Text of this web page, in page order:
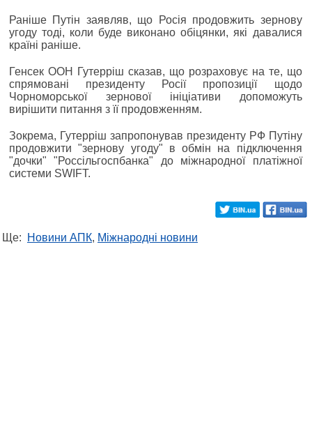
Раніше Путін заявляв, що Росія продовжить зернову
угоду тоді, коли буде виконано обіцянки, які давалися
країні раніше.
Генсек ООН Гутерріш сказав, що розраховує на те, що
спрямовані президенту Росії пропозиції щодо
Чорноморської зернової ініціативи допоможуть
вирішити питання з її продовженням.
Зокрема, Гутерріш запропонував президенту РФ Путіну
продовжити "зернову угоду" в обмін на підключення
"дочки" "Россільгоспбанка" до міжнародної платіжної
системи SWIFT.
Ще: Новини АПК, Міжнародні новини